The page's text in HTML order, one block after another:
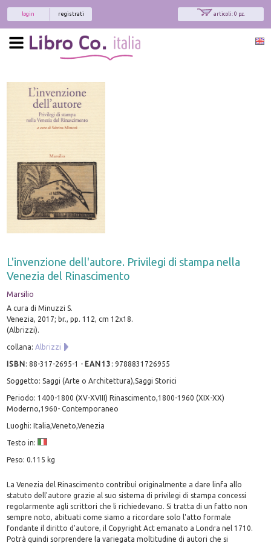
articoli: 0 pz.
registrati
login
L'invenzione dell'autore. Privilegi di stampa nella
Venezia del Rinascimento
Marsilio
A cura di Minuzzi S.
Venezia, 2017; br., pp. 112, cm 12x18.
(Albrizzi).
collana:Albrizzi
ISBN:88-317-2695-1 - EAN13 :9788831726955
Soggetto: Saggi (Arte o Architettura),Saggi Storici
Periodo: 1400-1800 (XV-XVIII) Rinascimento,1800-1960 (XIX-XX)
Moderno,1960- Contemporaneo
Luoghi: Italia,Veneto,Venezia
Testo in:
Peso: 0.115 kg
La Venezia del Rinascimento contribuì originalmente a dare linfa allo
statuto dell'autore grazie al suo sistema di privilegi di stampa concessi
regolarmente agli scrittori che li richiedevano. Si tratta di un fatto non
sempre noto, abituati come siamo a ricordare solo l'atto formale
fondante il diritto d'autore, il Copyright Act emanato a Londra nel 1710.
Potrà quindi sorprendere la variegata moltitudine di autori che si